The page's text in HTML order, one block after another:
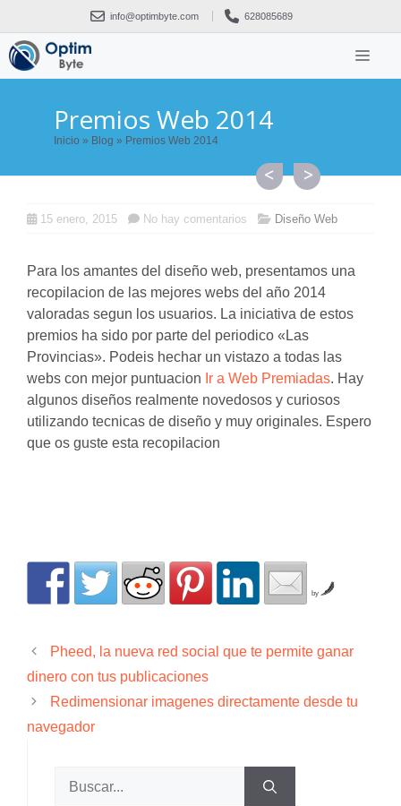
al
contenido
info@optimbyte.com 628085689
Premios Web 2014
Inicio » Blog » Premios Web 2014
15 enero, 2015 No hay comentarios Diseño Web
Para los amantes del diseño web, presentamos una
recopilacion de las mejores webs del año 2014
valoradas segun los usuarios. La iniciativa de estos
premios ha sido por parte del periodico «Las
Provincias». Podeis hechar un vistazo a todas las
webs con mejor puntuacion Ir a Web Premiadas. Hay
algunos diseños realmente novedosos y curiosos
utilizando tecnicas de diseño y muy originales. Espero
que os guste esta recopilacion
by
Pheed, la nueva red social que te permite ganar
dinero con tus publicaciones
Redimensionar imagenes directamente desde tu
navegador